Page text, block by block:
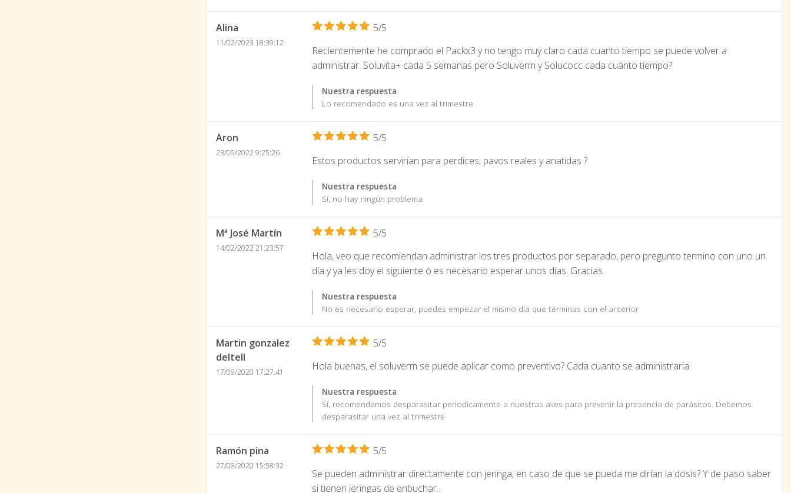
Alina
11/02/2023 18:39:12
5/5
Recientemente he comprado el Packx3 y no tengo muy claro cada cuanto tiempo se puede volver a
administrar. Soluvita+ cada 5 semanas pero Soluverm y Solucocc cada cuánto tiempo?
Nuestra respuesta
Lo recomendado es una vez al trimestre
Aron
23/09/2022 9:25:26
5/5
Estos productos servirían para perdices, pavos reales y anatidas ?
Nuestra respuesta
Sí, no hay ningún problema
Mª José Martín
14/02/2022 21:23:57
5/5
Hola, veo que recomiendan administrar los tres productos por separado, pero pregunto termino con uno un
día y ya les doy el siguiente o es necesario esperar unos días. Gracias.
Nuestra respuesta
No es necesario esperar, puedes empezar el mismo día que terminas con el anterior
Martin gonzalez
deltell
17/09/2020 17:27:41
5/5
Hola buenas, el soluverm se puede aplicar como preventivo? Cada cuanto se administraria
Nuestra respuesta
Sí, recomendamos desparasitar periodicamente a nuestras aves para prevenir la presencia de parásitos. Debemos
desparasitar una vez al trimestre
Ramón pina
27/08/2020 15:58:32
5/5
Se pueden administrar directamente con jeringa, en caso de que se pueda me dirían la dosis? Y de paso saber
si tienen jeringas de enbuchar...